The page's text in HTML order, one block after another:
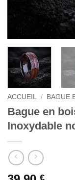
ACCUEIL / BAGUE
Bague en
Inoxydable
€